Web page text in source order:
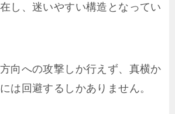
し、迷いやすい構造となってい
向への攻撃しか行えず、真横か
は回避するしかありません。